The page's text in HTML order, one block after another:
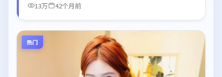
13万
42个月前
热门